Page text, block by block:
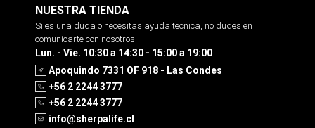
NUESTRA TIENDA
Si es una duda o necesitas ayuda tecnica, no dudes en
comunicarte con nosotros
Lun. - Vie. 10:30 a 14:30 - 15:00 a 19:00
Apoquindo 7331 OF 918 - Las Condes
+56 2 2244 3777
+56 2 2244 3777
info@sherpalife.cl